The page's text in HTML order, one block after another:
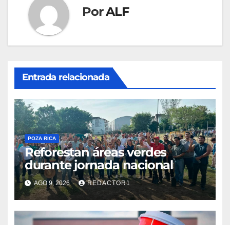
PorALF
Entrada relacionada
POZA RICA
Reforestan áreas verdes
durante jornada nacional
AGO 9, 2026 REDACTOR1